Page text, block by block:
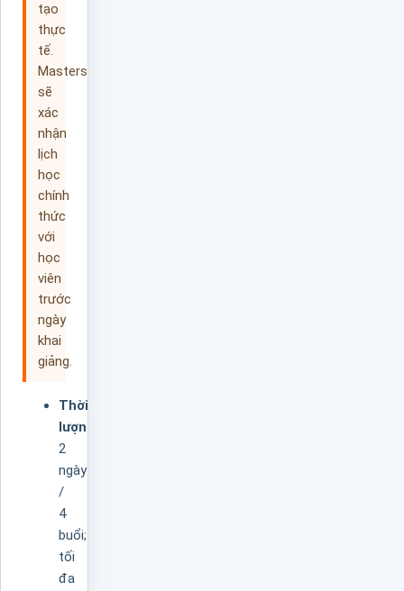
tạo
thực
tế.
Masterskills
sẽ
xác
nhận
lịch
học
chính
thức
với
học
viên
trước
ngày
khai
giảng.
Thời
lượng:
2
ngày
/
4
buổi;
tối
đa